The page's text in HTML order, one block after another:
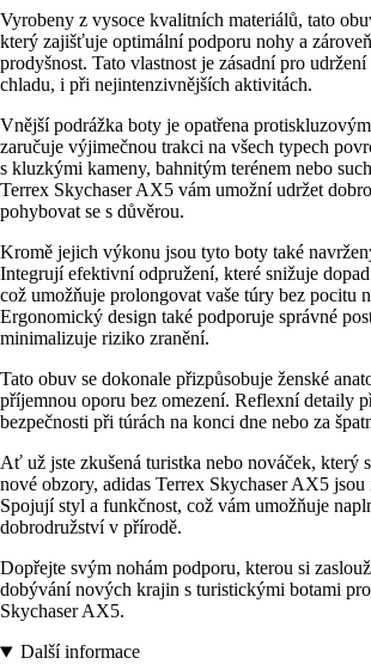
Vyrobeny z vysoce kvalitních materiálů, tato
který zajišťuje optimální podporu nohy a
prodyšnost. Tato vlastnost je zásadní pro
chladu, i při nejintenzivnějších aktivitách.
Vnější podrážka boty je opatřena
zaručuje výjimečnou trakci na všech typech
s kluzkými kameny, bahnitým terénem nebo
Terrex Skychaser AX5 vám umožní udržet
pohybovat se s důvěrou.
Kromě jejich výkonu jsou tyto boty také
Integrují efektivní odpružení, které snižuje
což umožňuje prolongovat vaše túry bez pocitu
Ergonomický design také podporuje správné
minimalizuje riziko zranění.
Tato obuv se dokonale přizpůsobuje ženské
příjemnou oporu bez omezení. Reflexní detaily
bezpečnosti při túrách na konci dne nebo za
Ať už jste zkušená turistka nebo nováček, který
nové obzory, adidas Terrex Skychaser AX5
Spojují styl a funkčnost, což vám umožňuje
dobrodružství v přírodě.
Dopřejte svým nohám podporu, kterou si
dobývání nových krajin s turistickými botami
Skychaser AX5.
Další informace